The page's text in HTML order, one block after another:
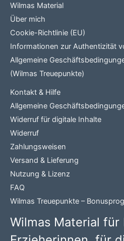
Wilmas Material
Über mich
Cookie-Richtlinie (EU)
Informationen zur Authentizität
Allgemeine
(Wilmas Treuepunkte)
Kontakt & Hilfe
Allgemeine
Widerruf für digitale Inhalte
Widerruf
Zahlungsweisen
Versand & Lieferung
Nutzung & Lizenz
FAQ
Wilmas Treuepunkte –
Wilmas Material für